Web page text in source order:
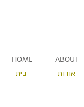
HOME ABOUT
בית
אודות